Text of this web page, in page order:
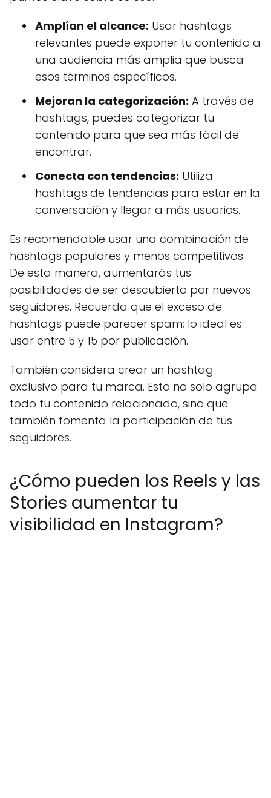
Amplían el alcance: Usar hashtags
relevantes puede exponer tu contenido a
una audiencia más amplia que busca
esos términos específicos.
Mejoran la categorización: A través de
hashtags, puedes categorizar tu
contenido para que sea más fácil de
encontrar.
Conecta con tendencias: Utiliza
hashtags de tendencias para estar en la
conversación y llegar a más usuarios.
Es recomendable usar una combinación de
hashtags populares y menos competitivos.
De esta manera, aumentarás tus
posibilidades de ser descubierto por nuevos
seguidores. Recuerda que el exceso de
hashtags puede parecer spam; lo ideal es
usar entre 5 y 15 por publicación.
También considera crear un hashtag
exclusivo para tu marca. Esto no solo agrupa
todo tu contenido relacionado, sino que
también fomenta la participación de tus
seguidores.
¿Cómo pueden los Reels y las
Stories aumentar tu
visibilidad en Instagram?